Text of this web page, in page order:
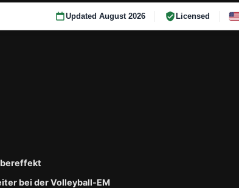
Updated August 2026 Licensed
bei der Volleyball-EM